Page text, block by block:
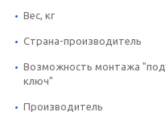
Вес, кг
Страна-производитель
Возможность монтажа "под
ключ"
Производитель